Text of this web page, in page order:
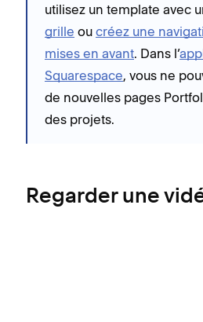
utilisez un template avec
grille ou créez une
mises en avant. Dans l’
Squarespace, vous ne
de nouvelles pages
des projets.
Regarder une